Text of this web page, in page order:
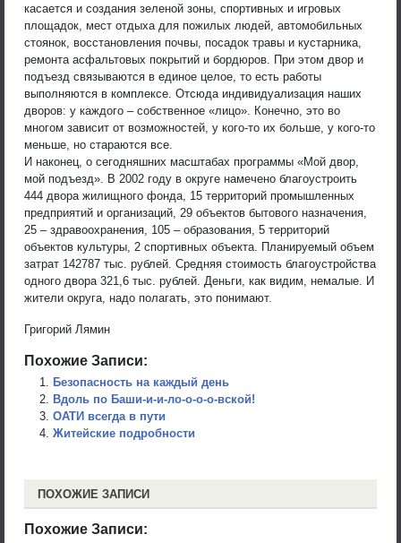
касается и создания зеленой зоны, спортивных и игровых
площадок, мест отдыха для пожилых людей, автомобильных
стоянок, восстановления почвы, посадок травы и кустарника,
ремонта асфальтовых покрытий и бордюров. При этом двор и
подъезд связываются в единое целое, то есть работы
выполняются в комплексе. Отсюда индивидуализация наших
дворов: у каждого – собственное «лицо». Конечно, это во
многом зависит от возможностей, у кого-то их больше, у кого-то
меньше, но стараются все.
И наконец, о сегодняшних масштабах программы «Мой двор,
мой подъезд». В 2002 году в округе намечено благоустроить
444 двора жилищного фонда, 15 территорий промышленных
предприятий и организаций, 29 объектов бытового назначения,
25 – здравоохранения, 105 – образования, 5 территорий
объектов культуры, 2 спортивных объекта. Планируемый объем
затрат 142787 тыс. рублей. Средняя стоимость благоустройства
одного двора 321,6 тыс. рублей. Деньги, как видим, немалые. И
жители округа, надо полагать, это понимают.
Григорий Лямин
Похожие Записи:
Безопасность на каждый день
Вдоль по Баши-и-и-ло-о-о-о-вской!
ОАТИ всегда в пути
Житейские подробности
ПОХОЖИЕ ЗАПИСИ
Похожие Записи: